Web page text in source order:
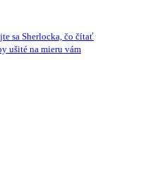
sa Sherlocka, čo čítať
ušité na mieru vám